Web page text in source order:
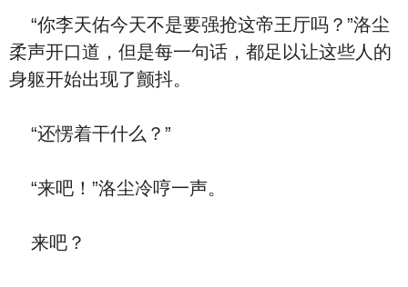
“你李天佑今天不是要强抢这帝王厅吗？”洛尘
柔声开口道，但是每一句话，都足以让这些人的
身躯开始出现了颤抖。
“还愣着干什么？”
“来吧！”洛尘冷哼一声。
来吧？